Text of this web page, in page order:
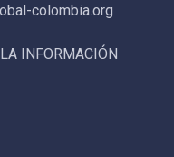
colombia.org
INFORMACIÓN